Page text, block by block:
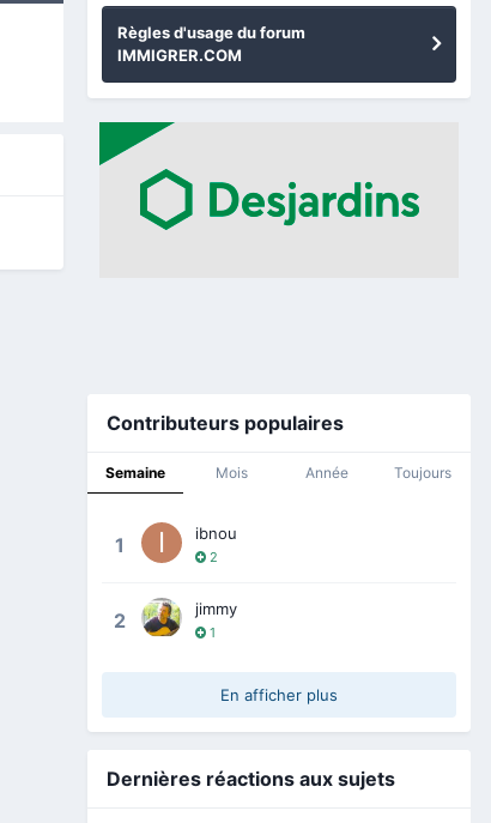
Règles d'usage du forum
IMMIGRER.COM
Contributeurs populaires
Semaine Mois Année Toujours
1 ibnou
2
2 jimmy
1
En afficher plus
Dernières réactions aux sujets